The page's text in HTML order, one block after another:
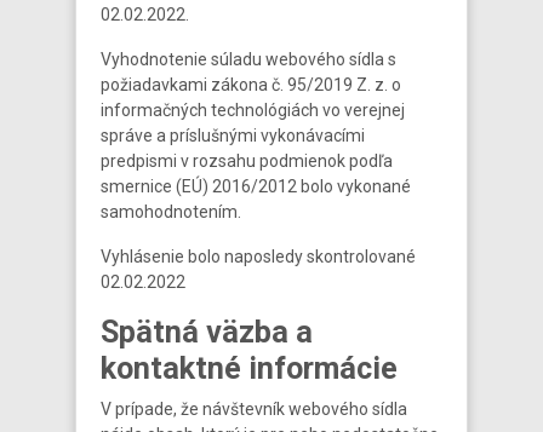
02.02.2022.
Vyhodnotenie súladu webového sídla s
požiadavkami zákona č. 95/2019 Z. z. o
informačných technológiách vo verejnej
správe a príslušnými vykonávacími
predpismi v rozsahu podmienok podľa
smernice (EÚ) 2016/2012 bolo vykonané
samohodnotením.
Vyhlásenie bolo naposledy skontrolované
02.02.2022
Spätná väzba a
kontaktné informácie
V prípade, že návštevník webového sídla